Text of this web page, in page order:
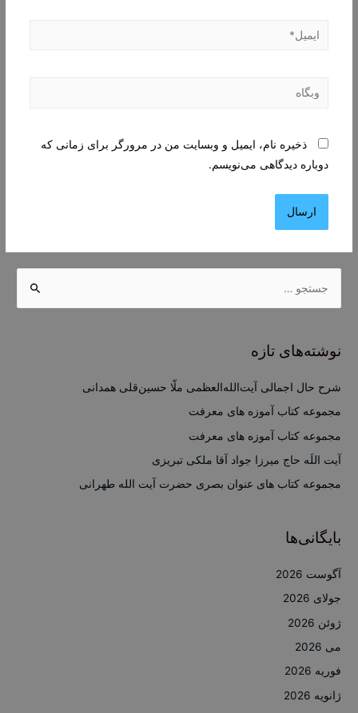
ایمیل*
وبگاه
ذخیره نام، ایمیل و وبسایت من در مرورگر برای زمانی که
دوباره دیدگاهی می‌نویسم.
ب
ی
نوشته‌های تازه
شرح حال اجمالی آیت‌الله‌العظمی ملّا حسین‌قلی همدانی
مجموعه کتاب آموزه های معرفت
مجموعه کتاب آموزه های معرفت
آیت اللَه حاج میرزا جواد آقا ملکی تبریزی
مجموعه کتاب های عنوان بصری حضرت آیت الله طهرانی
بایگانی‌ها
آگوست 2026
جولای 2026
ژوئن 2026
می 2026
فوریه 2026
ژانویه 2026